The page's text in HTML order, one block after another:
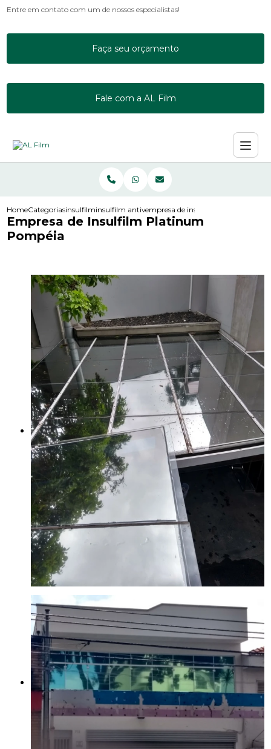
Entre em contato com um de nossos especialistas!
Faça seu orçamento
Fale com a AL Film
HomeCategoriasinsulfilminsulfilm antivandalismoempresa de insulfilm platinum
Empresa de Insulfilm Platinum
Pompéia